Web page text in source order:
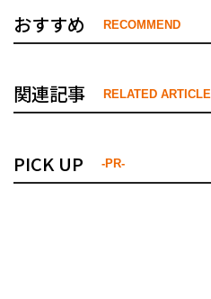
おすすめ RECOMMEND
関連記事 RELATED ARTICLE
PICK UP -PR-